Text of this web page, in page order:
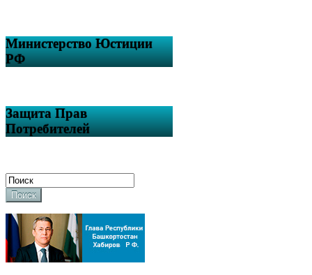
Министерство Юстиции
РФ
Защита Прав
Потребителей
Поиск